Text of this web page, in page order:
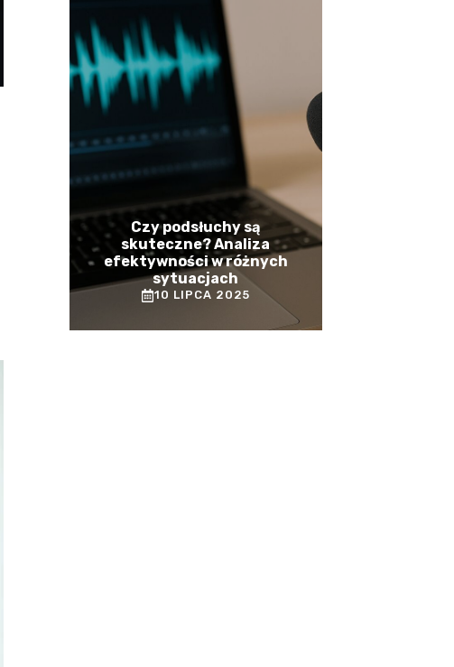
Czy podsłuchy są
skuteczne? Analiza
efektywności w różnych
sytuacjach
10 LIPCA 2025